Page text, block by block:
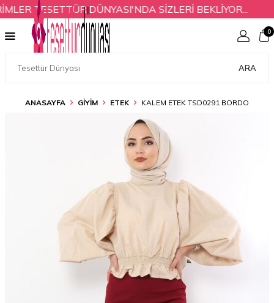
TESETTÜR DÜNYASI'NDA SİZLERİ BEKLİYOR...
ARA
0
ANASAYFA GİYİM ETEK KALEM ETEK TSD0291 BORDO